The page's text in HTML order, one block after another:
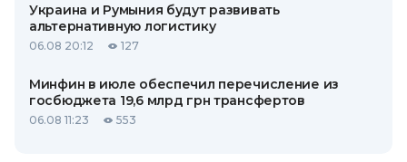
Украина и Румыния будут развивать
альтернативную логистику
06.08 20:12 127
Минфин в июле обеспечил перечисление из
госбюджета 19,6 млрд грн трансфертов
06.08 11:23 553